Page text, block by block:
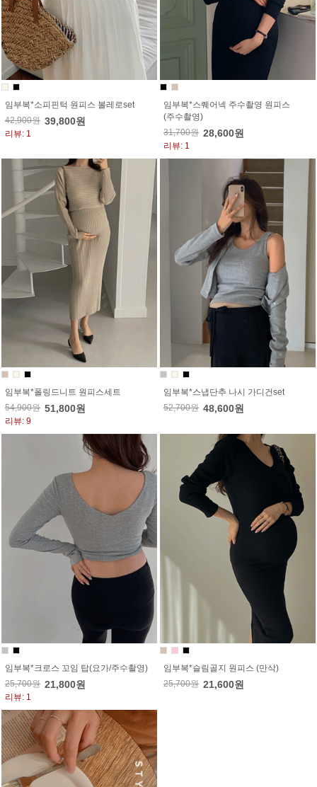
임부복*소피핀턱 원피스 볼레로set
42,900원 39,800원
리뷰: 1
임부복*스퀘어넥 주수촬영 원피스
(주수촬영)
31,700원 28,600원
리뷰: 1
임부복*폴링드니트 원피스세트
54,900원 51,800원
리뷰: 9
임부복*스냅단추 나시 가디건set
52,700원 48,600원
임부복*크로스 꼬임 탑(요가/주수촬영)
25,700원 21,800원
리뷰: 1
임부복*슬림골지 원피스 (만삭)
25,700원 21,600원